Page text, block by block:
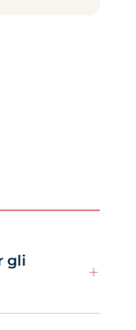
gli
+